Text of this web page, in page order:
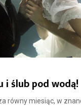
i ślub pod wodą!
równy miesiąc, w